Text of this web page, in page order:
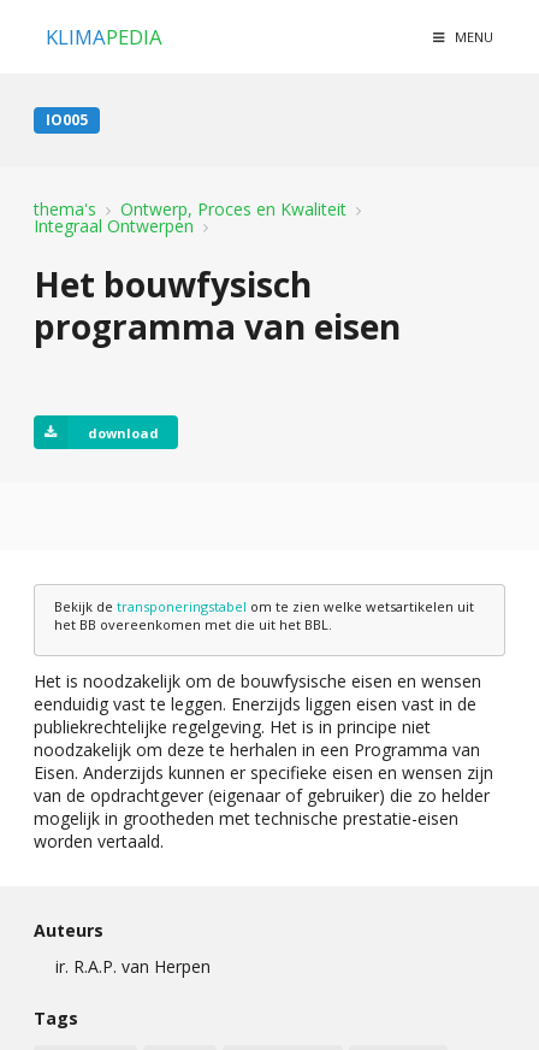
KLIMAPEDIA MENU
IO005
thema's Ontwerp, Proces en Kwaliteit
Integraal Ontwerpen
Het bouwfysisch
programma van eisen
download
Bekijk de transponeringstabel om te zien welke wetsartikelen uit
het BB overeenkomen met die uit het BBL.
Het is noodzakelijk om de bouwfysische eisen en wensen
eenduidig vast te leggen. Enerzijds liggen eisen vast in de
publiekrechtelijke regelgeving. Het is in principe niet
noodzakelijk om deze te herhalen in een Programma van
Eisen. Anderzijds kunnen er specifieke eisen en wensen zijn
van de opdrachtgever (eigenaar of gebruiker) die zo helder
mogelijk in grootheden met technische prestatie-eisen
worden vertaald.
Auteurs
ir. R.A.P. van Herpen
Tags